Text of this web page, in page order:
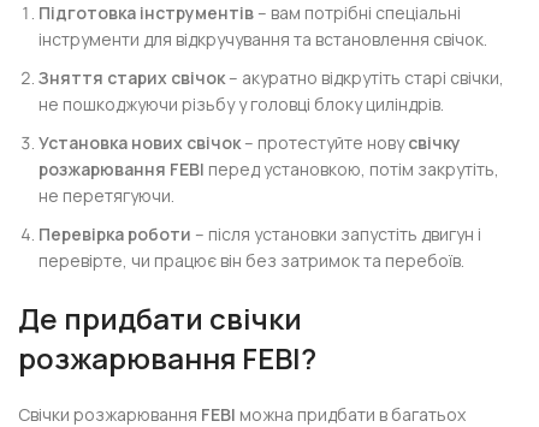
Підготовка інструментів – вам потрібні спеціальні
інструменти для відкручування та встановлення свічок.
Зняття старих свічок– акуратно відкрутіть старі свічки,
не пошкоджуючи різьбу у головці блоку циліндрів.
Установка нових свічок– протестуйте новусвічку
розжарювання FEBI перед установкою, потім закрутіть,
не перетягуючи.
Перевірка роботи – після установки запустіть двигун і
перевірте, чи працює він без затримок та перебоїв.
Де придбати свічки
розжарювання FEBI?
Свічки розжарювання FEBI можна придбати в багатьох